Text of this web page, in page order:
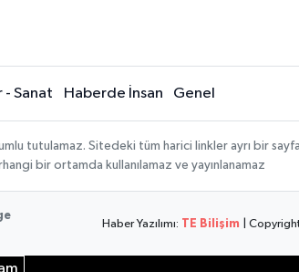
- Sanat Haberde İnsan Genel
tutulamaz. Sitedeki tüm harici linkler ayrı bir
bir ortamda kullanılamaz ve yayınlanamaz
Haber Yazılımı: TE Bilişim |